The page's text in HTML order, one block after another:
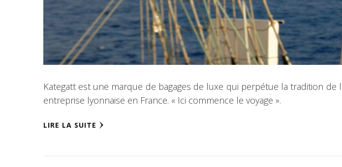
Kategatt est une marque de bagages de luxe qui perpétue la tradition
entreprise lyonnaise en France. « Ici commence le voyage ».
LIRE LA SUITE